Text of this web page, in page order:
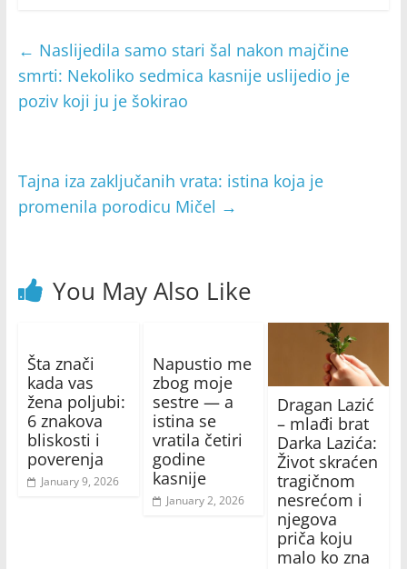
← Naslijedila samo stari šal nakon majčine
smrti: Nekoliko sedmica kasnije uslijedio je
poziv koji ju je šokirao
Tajna iza zaključanih vrata: istina koja je
promenila porodicu Mičel →
You May Also Like
Šta znači
kada vas
žena poljubi:
6 znakova
bliskosti i
poverenja
January 9, 2026
Napustio me
zbog moje
sestre — a
istina se
vratila četiri
godine
kasnije
January 2, 2026
Dragan Lazić
– mlađi brat
Darka Lazića:
Život skraćen
tragičnom
nesrećom i
njegova
priča koju
malo ko zna